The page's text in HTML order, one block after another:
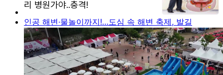
인공 해변·물놀이까지!…도심 속 해변 축제, 발길